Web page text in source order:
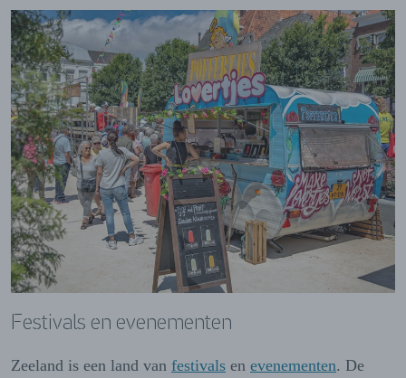
Festivals en evenementen
Zeeland is een land van festivals en evenementen. De